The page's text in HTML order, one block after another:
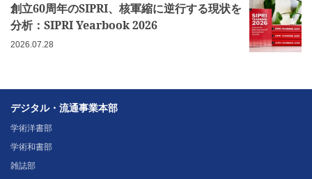
創立60周年のSIPRI、核軍縮に逆行する現状を
分析：SIPRI Yearbook 2026
2026.07.28
デジタル・流通事業本部
学術洋書部
学術和書部
雑誌部